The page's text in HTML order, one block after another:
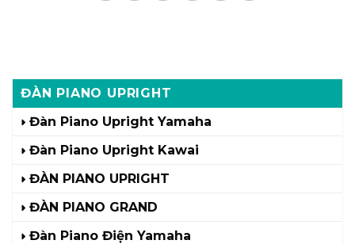
ĐÀN PIANO UPRIGHT
Đàn Piano Upright Yamaha
Đàn Piano Upright Kawai
ĐÀN PIANO UPRIGHT
ĐÀN PIANO GRAND
Đàn Piano Điện Yamaha